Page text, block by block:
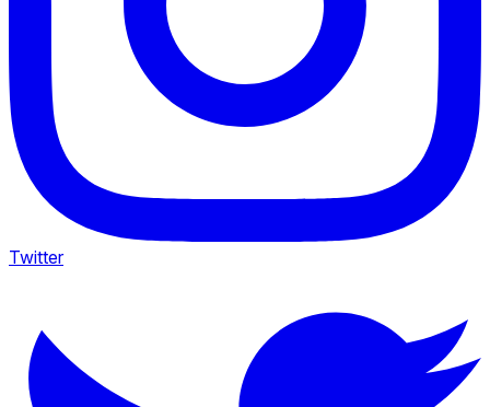
Twitter